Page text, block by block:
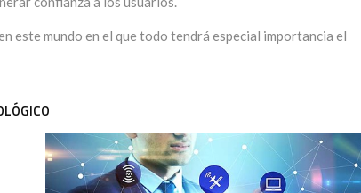
este mundo en el que todo tendrá especial importancia el